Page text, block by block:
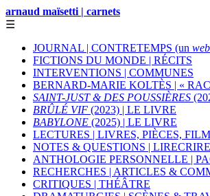
arnaud maïsetti | carnets
☰
JOURNAL | CONTRETEMPS (un
FICTIONS DU MONDE | RÉCITS
INTERVENTIONS | COMMUNES
BERNARD-MARIE KOLTÈS | «
SAINT-JUST & DES POUSSIÈRES
BRÛLÉ VIF (2023) | LE LIVRE
BABYLONE (2025) | LE LIVRE
LECTURES | LIVRES, PIÈCES,
NOTES & QUESTIONS | LIRECRIRE
ANTHOLOGIE PERSONNELLE |
RECHERCHES | ARTICLES &
CRITIQUES | THÉÂTRE